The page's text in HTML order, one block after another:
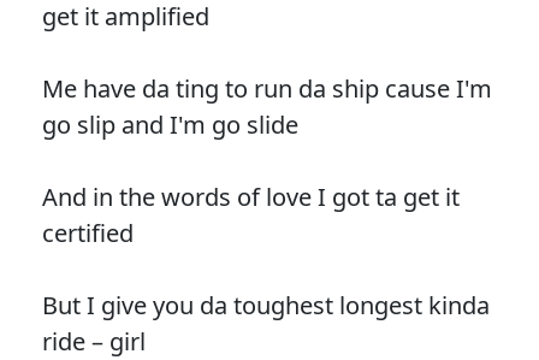
get it amplified
Me have da ting to run da ship cause I'm
go slip and I'm go slide
And in the words of love I got ta get it
certified
But I give you da toughest longest kinda
ride – girl